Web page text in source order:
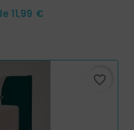
Prix
11,99 €
favorite_border